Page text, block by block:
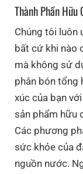
Thành Phần Hữu
Chúng tôi luôn
bất cứ khi nào
mà không sử
phân bón tổng
xúc của bạn
sản phẩm hữu
Các phương
sức khỏe của
nguồn nước.